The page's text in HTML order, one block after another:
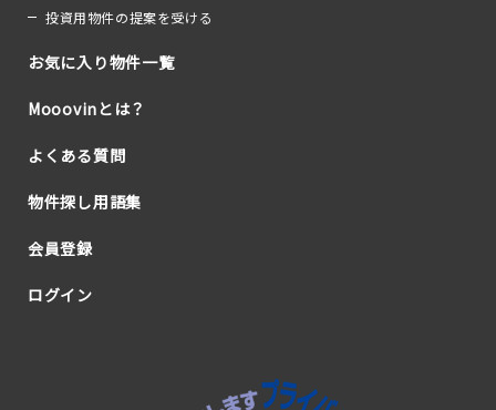
投資用物件の提案を受ける
お気に入り物件一覧
Mooovinとは？
よくある質問
物件探し用語集
会員登録
ログイン